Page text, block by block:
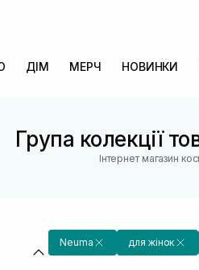
ДІМ МЕРЧ НОВИНКИ
Група колекції
Інтернет магазин
Neuma для жінок